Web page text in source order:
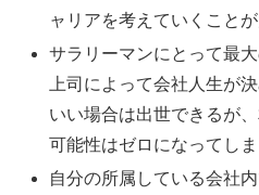
ャリアを考えていくことが
サラリーマンにとって最
上司によって会社人生が
いい場合は出世できるが
可能性はゼロになってしま
自分の所属している会社